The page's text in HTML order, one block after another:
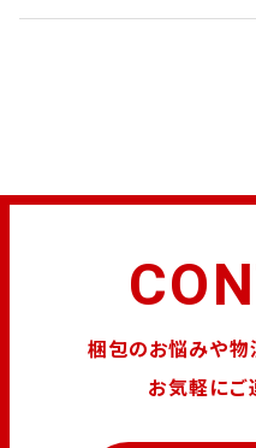
梱包のお悩みや物
お気軽にご